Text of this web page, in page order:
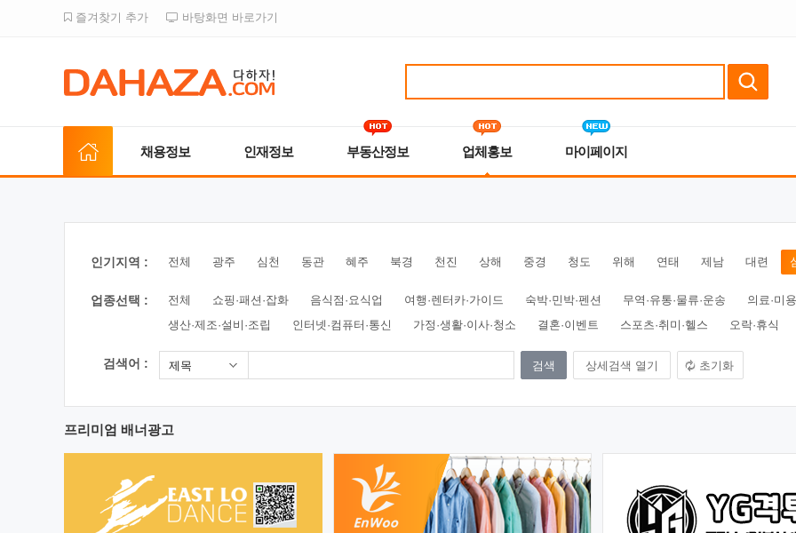
즐겨찾기 추가 바탕화면 바로가기
채용정보 인재정보 부동산정보 업체홍보 마이페이지
인기지역 : 전체 광주 심천 동관 혜주 북경 천진 상해 중경 청도 위해 연태 제남 대련
업종선택 : 전체 쇼핑·패션·잡화 음식점·요식업 여행·렌터카·가이드 숙박·민박·펜션 무역·유통·물류·운송
의료·미
생산·제조·설비·조립
인터넷·컴퓨터·통신 가정·생활·이사·청소 결혼·이벤트 스포츠·취미·헬스 오락·휴식
검색어 : 제목 상세검색 열기 초기화
프리미엄 배너광고